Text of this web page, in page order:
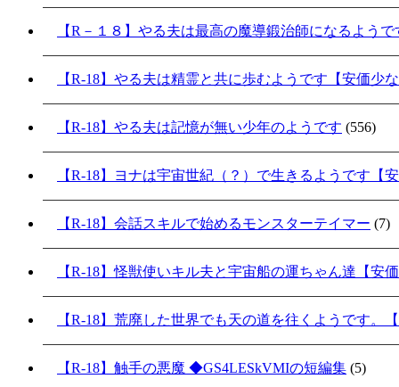
【R－１８】やる夫は最高の魔導鍛治師になるよう
【R-18】やる夫は精霊と共に歩むようです【安価少
【R-18】やる夫は記憶が無い少年のようです (556)
【R-18】ヨナは宇宙世紀（？）で生きるようです【
【R-18】会話スキルで始めるモンスターテイマー (7)
【R-18】怪獣使いキル夫と宇宙船の運ちゃん達【安
【R-18】荒廃した世界でも天の道を往くようです。
【R-18】触手の悪魔 ◆GS4LESkVMIの短編集 (5)